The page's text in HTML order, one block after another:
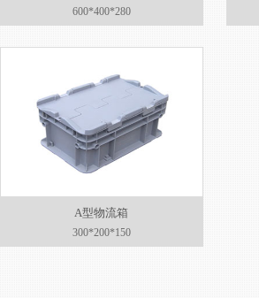
600*400*280
A型物流箱
300*200*150